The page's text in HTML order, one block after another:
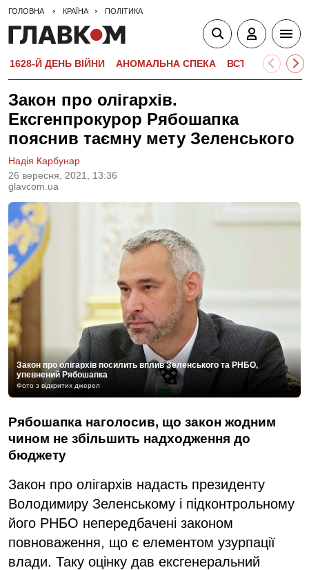
ГОЛОВНА КРАЇНА ПОЛІТИКА
1628-Й ДЕНЬ ВІЙНИ АНОМАЛЬНА СПЕКА ВСТУПНА
Закон про олігархів.
Ексгенпрокурор Рябошапка
пояснив таємну мету Зеленського
26 вересня, 2021, 13:36
glavcom.ua
Надія Карбунар
Закон про олігархів посилить вплив Зеленського та РНБО,
упевнений Рябошапка
Фото з відкритих джерел
Рябошапка наголосив, що закон жодним
чином не збільшить надходження до
бюджету
Закон про олігархів надасть президенту
Володимиру Зеленському і підконтрольному
його РНБО непередбачені законом
повноваження, що є елементом узурпації
влади. Таку оцінку дав ексгенеральний